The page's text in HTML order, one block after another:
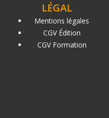
LÉGAL
Mentions légales
CGV Édition
CGV Formation